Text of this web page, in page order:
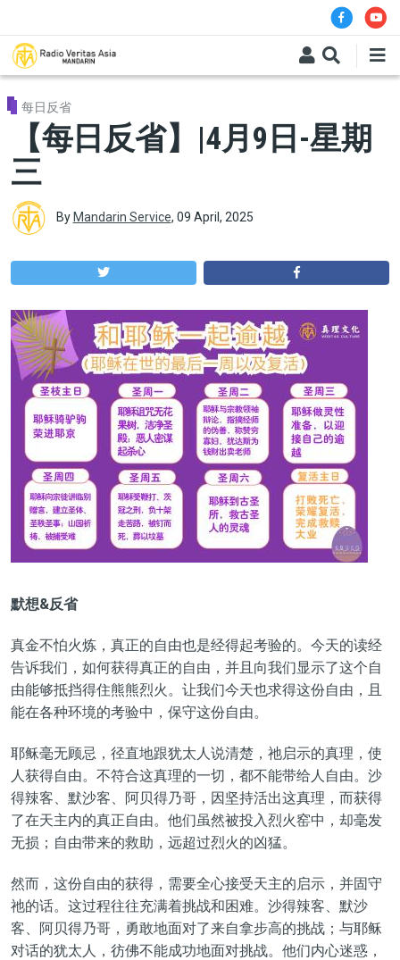
每日反省
【每日反省】|4月9日-星期
三
By Mandarin Service, 09 April, 2025
默想&反省
真金不怕火炼，真正的自由也是经得起考验的。今天的读经
告诉我们，如何获得真正的自由，并且向我们显示了这个自
由能够抵挡得住熊熊烈火。让我们今天也求得这份自由，且
能在各种环境的考验中，保守这份自由。
耶稣毫无顾忌，径直地跟犹太人说清楚，祂启示的真理，使
人获得自由。不符合这真理的一切，都不能带给人自由。沙
得辣客、默沙客、阿贝得乃哥，因坚持活出这真理，而获得
了在天主内的真正自由。他们虽然被投入烈火窑中，却毫发
无损；自由带来的救助，远超过烈火的凶猛。
然而，这份自由的获得，需要全心接受天主的启示，并固守
祂的话。这过程往往充满着挑战和困难。沙得辣客、默沙
客、阿贝得乃哥，勇敢地面对了来自拿步高的挑战；与耶稣
对话的犹太人，彷佛不能成功地面对挑战。他们内心迷惑，